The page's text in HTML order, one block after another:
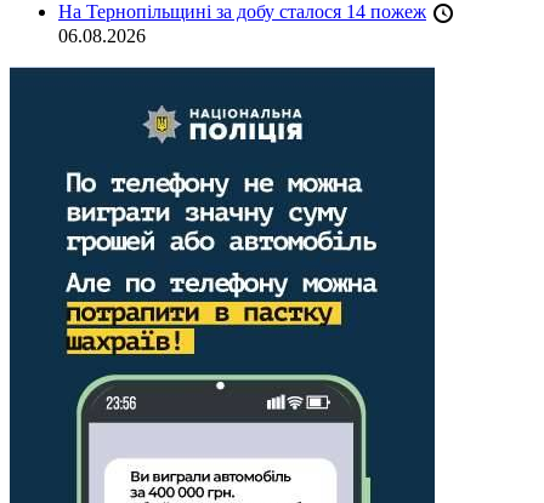
На Тернопільщині за добу сталося 14 пожеж
06.08.2026